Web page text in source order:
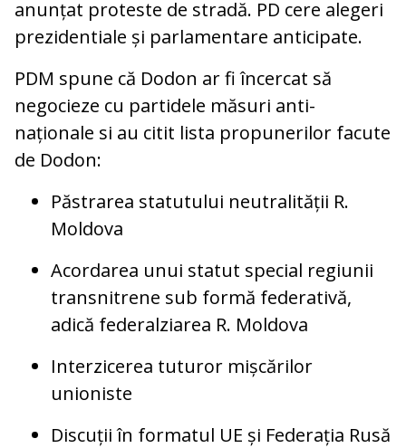
anunțat proteste de stradă. PD cere alegeri
prezidentiale și parlamentare anticipate.
PDM spune că Dodon ar fi încercat să
negocieze cu partidele măsuri anti-
naționale si au citit lista propunerilor facute
de Dodon:
Păstrarea statutului neutralității R.
Moldova
Acordarea unui statut special regiunii
transnitrene sub formă federativă,
adică federalziarea R. Moldova
Interzicerea tuturor mișcărilor
unioniste
Discuții în formatul UE și Federația Rusă